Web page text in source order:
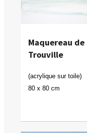
Maquereau de
Trouville
(acrylique sur toile)
80 x 80 cm